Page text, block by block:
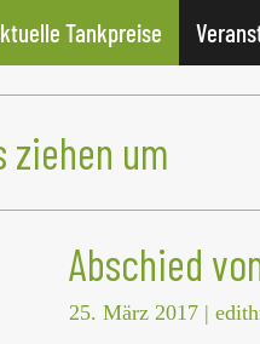
Tankpreise
ziehen um
Abschied
25. März 2017 |